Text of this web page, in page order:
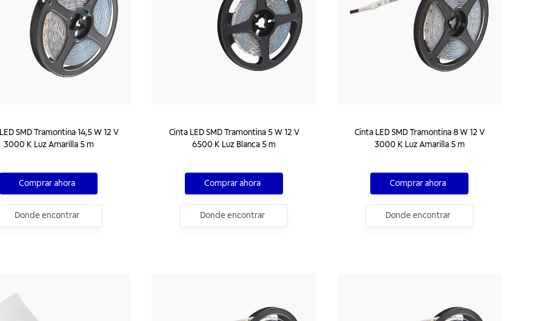
SMD Tramontina 14,5 W 12 V
3000 K Luz Amarilla 5 m
Comprar ahora
Donde encontrar
Cinta LED SMD Tramontina 5 W 12 V
6500 K Luz Blanca 5 m
Comprar ahora
Donde encontrar
Cinta LED SMD Tramontina 8 W 12 V
3000 K Luz Amarilla 5 m
Comprar ahora
Donde encontrar